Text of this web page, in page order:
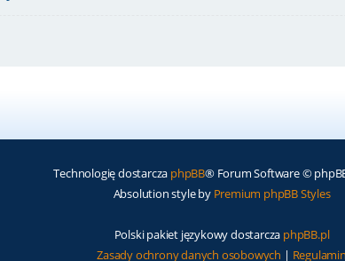
Technologię dostarcza phpBB® Forum Software ©
Absolution style by Premium phpBB Styles
Polski pakiet językowy dostarcza phpBB.pl
Zasady ochrony danych osobowych | Regulamin